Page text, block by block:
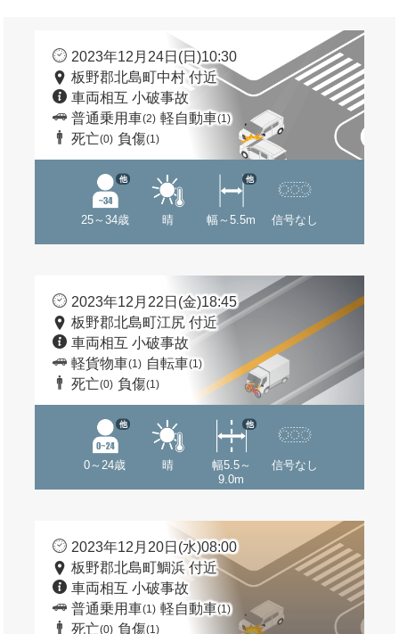
2023年12月24日(日)10:30
板野郡北島町中村 付近
車両相互 小破事故
普通乗用車(2) 軽自動車(1)
死亡(0) 負傷(1)
25～34歳
他
晴 幅～5.5m
他
信号なし
2023年12月22日(金)18:45
板野郡北島町江尻 付近
車両相互 小破事故
軽貨物車(1) 自転車(1)
死亡(0) 負傷(1)
0～24歳
他
晴
幅5.5～
9.0m
他
信号なし
2023年12月20日(水)08:00
板野郡北島町鯛浜 付近
車両相互 小破事故
普通乗用車(1) 軽自動車(1)
死亡(0) 負傷(1)